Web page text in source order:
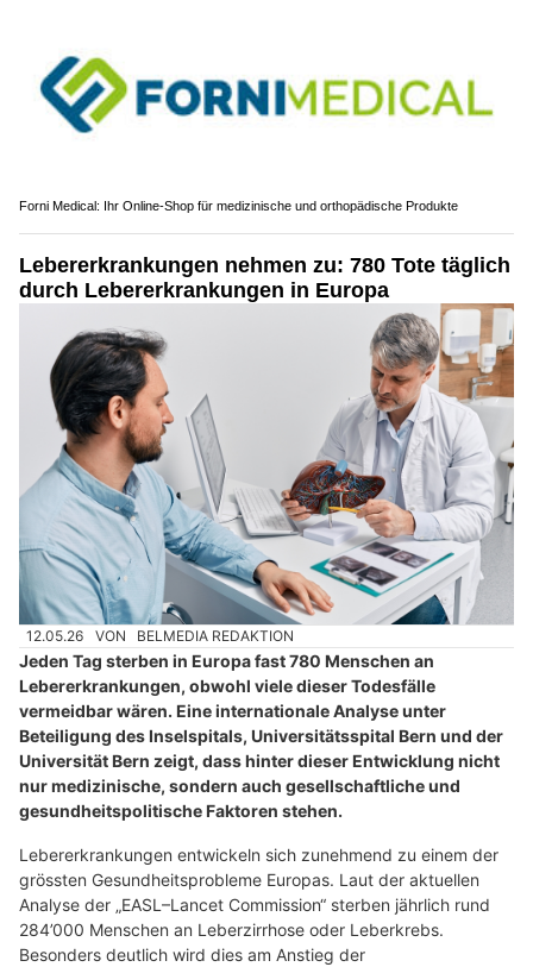
Forni Medical: Ihr Online-Shop für medizinische und orthopädische Produkte
Lebererkrankungen nehmen zu: 780 Tote täglich
durch Lebererkrankungen in Europa
12.05.26 VON BELMEDIA REDAKTION
Jeden Tag sterben in Europa fast 780 Menschen an
Lebererkrankungen, obwohl viele dieser Todesfälle
vermeidbar wären. Eine internationale Analyse unter
Beteiligung des Inselspitals, Universitätsspital Bern und der
Universität Bern zeigt, dass hinter dieser Entwicklung nicht
nur medizinische, sondern auch gesellschaftliche und
gesundheitspolitische Faktoren stehen.
Lebererkrankungen entwickeln sich zunehmend zu einem der
grössten Gesundheitsprobleme Europas. Laut der aktuellen
Analyse der „EASL–Lancet Commission“ sterben jährlich rund
284’000 Menschen an Leberzirrhose oder Leberkrebs.
Besonders deutlich wird dies am Anstieg der